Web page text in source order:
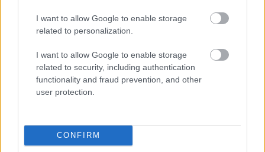
I want to allow Google to enable storage
related to personalization.
I want to allow Google to enable storage
related to security, including authentication
functionality and fraud prevention, and other
user protection.
CONFIRM